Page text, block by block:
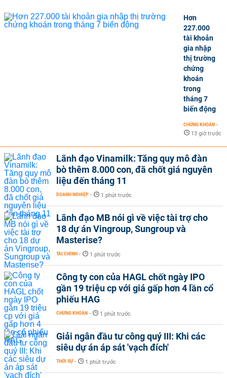
Hơn
227.000
tài khoản
gia nhập
thị trường
chứng
khoán
trong
tháng 7
biến động
CHỨNG KHOÁN -
13 giờ trước
Lãnh đạo Vinamilk: Tăng quy mô đàn
bò thêm 8.000 con, đã chốt giá nguyên
liệu đến tháng 11
DOANH NGHIỆP - 1 phút trước
Lãnh đạo MB nói gì về việc tài trợ cho
18 dự án Vingroup, Sungroup và
Masterise?
TÀI CHÍNH - 1 phút trước
Công ty con của HAGL chốt ngày IPO
gần 19 triệu cp với giá gấp hơn 4 lần cổ
phiếu HAG
CHỨNG KHOÁN - 1 phút trước
Giải ngân đầu tư công quý III: Khi các
siêu dự án áp sát 'vạch đích'
THỜI SỰ - 1 phút trước